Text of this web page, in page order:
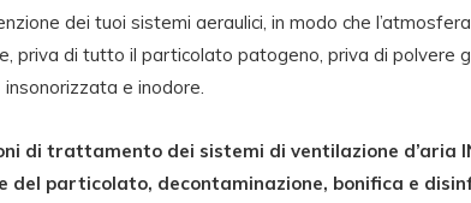
dei tuoi sistemi aeraulici, in modo che
priva di tutto il particolato patogeno, priva di polvere
insonorizzata e inodore.
di trattamento dei sistemi di ventilazione d’aria
del particolato, decontaminazione, bonifica e